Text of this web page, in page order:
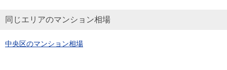
同じエリアのマンション相場
中央区のマンション相場